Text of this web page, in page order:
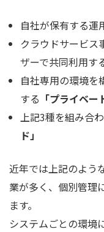
自社が保有する運
クラウドサービス
ザーで共同利用す
自社専用の環境を
する 「プライベー
上記3種を組み合
ド」
近年では上記のよう
業が多く、個別管理
ます。
システムごとの環境